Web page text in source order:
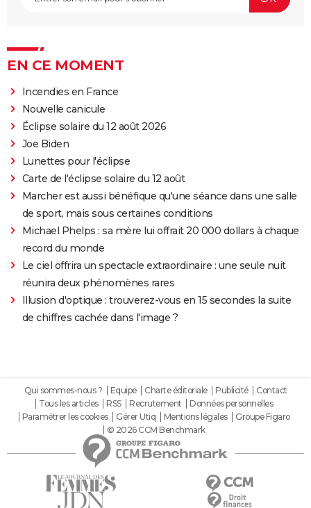
EN CE MOMENT
Incendies en France
Nouvelle canicule
Éclipse solaire du 12 août 2026
Joe Biden
Lunettes pour l'éclipse
Carte de l'éclipse solaire du 12 août
Marcher est aussi bénéfique qu'une séance dans une salle
de sport, mais sous certaines conditions
Michael Phelps : sa mère lui offrait 20 000 dollars à chaque
record du monde
Le ciel offrira un spectacle extraordinaire : une seule nuit
réunira deux phénomènes rares
Illusion d'optique : trouverez-vous en 15 secondes la suite
de chiffres cachée dans l'image ?
Qui sommes-nous ? Equipe Charte éditoriale Publicité
Contact
Tous les articles
RSS Recrutement
Données personnelles
Paramétrer les cookies
Gérer Utiq Mentions légales
Groupe Figaro
© 2026 CCM Benchmark